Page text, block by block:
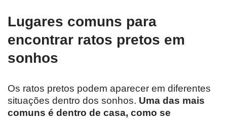
Lugares comuns para
encontrar ratos pretos em
sonhos
Os ratos pretos podem aparecer em diferentes
situações dentro dos sonhos. Uma das mais
comuns é dentro de casa, como se